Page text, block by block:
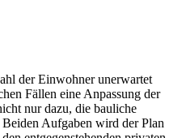
der Einwohner unerwartet
Fällen eine Anpassung der
nur dazu, die bauliche
Aufgaben wird der Plan